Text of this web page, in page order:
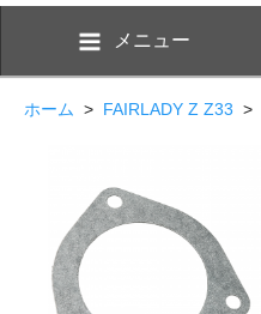
メニュー
ホーム > FAIRLADY Z Z33 >